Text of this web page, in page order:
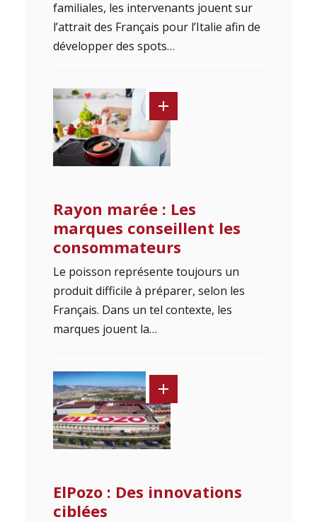
familiales, les intervenants jouent sur
l’attrait des Français pour l’Italie afin de
développer des spots…
Rayon marée : Les
marques conseillent les
consommateurs
Le poisson représente toujours un
produit difficile à préparer, selon les
Français. Dans un tel contexte, les
marques jouent la…
ElPozo : Des innovations
ciblées